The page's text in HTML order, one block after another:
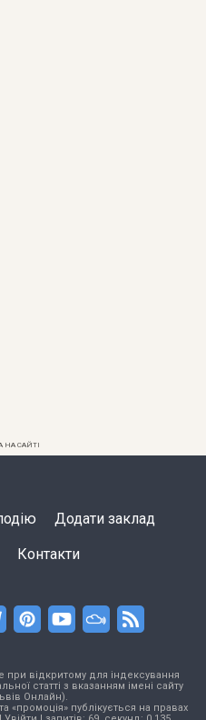
НА САЙТІ
Додати заклад
Контакти
при відкритому для індексування
статті з вказанням імені сайту
Онлайн).
«промоція» публікується на правах